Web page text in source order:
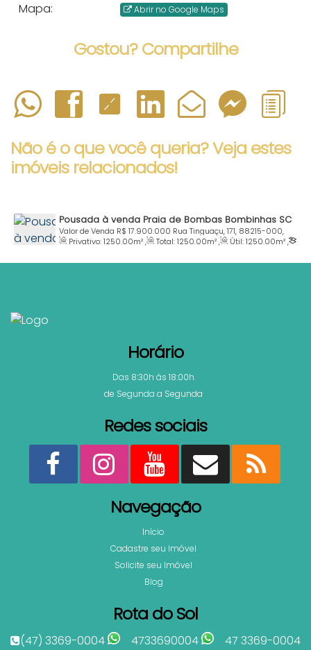
Mapa: Abrir no Google Maps
Gostou? Compartilhe
Não é o que você queria? Veja estes
imóveis relacionados!
Pousada à venda Praia de Bombas Bombinhas SC
R$ 17.900.000
Valor de Venda
Rua Tinguaçu, 171, 88215-000,
Bombas, Bombinhas, Santa Catarina, Brasil
Privativo:1250.00m², Total:1250.00m², Útil:1250.00m²,
57.00m, Frente:57.00m, Lado Direito:22.00m,
Lado
Horário
Das 8:30h às 18:00h
de Segunda a Segunda
Redes sociais
Navegação
Início
Cadastre seu Imóvel
Solicite seu Imóvel
Blog
Rota do Sol
(47) 3369-0004 4733690004
47 3369-0004